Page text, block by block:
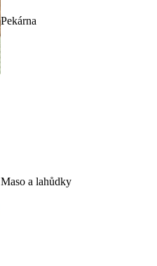
Pekárna
Maso a lahůdky